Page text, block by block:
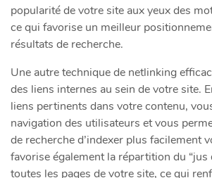
popularité de votre site aux yeux des
ce qui favorise un meilleur
résultats de recherche.
Une autre technique de netlinking
des liens internes au sein de votre site.
liens pertinents dans votre contenu,
navigation des utilisateurs et vous
de recherche d’indexer plus facilement
favorise également la répartition du “jus
toutes les pages de votre site, ce qui